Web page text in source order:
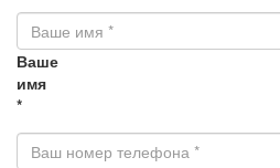
Ваше
имя
*